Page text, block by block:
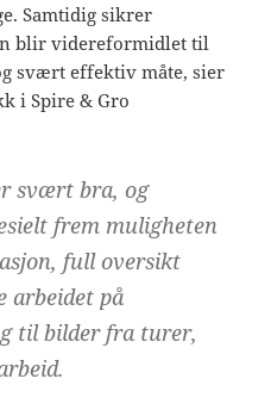
Samtidig sikrer
blir videreformidlet til
svært effektiv måte, sier
i Spire & Gro
svært bra, og
frem muligheten
full oversikt
arbeidet på
til bilder fra turer,